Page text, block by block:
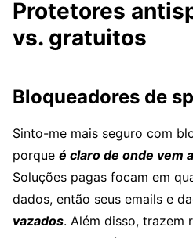
Protetores
vs. gratuitos
Bloqueadores de
Sinto-me mais seguro com
porque é claro de onde vem
Soluções pagas focam em
dados, então seus emails e
vazados. Além disso, trazem